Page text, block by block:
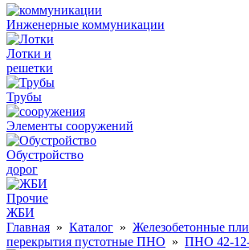
Инженерные коммуникации
Лотки и
решетки
Трубы
Элементы сооружений
Обустройство
дорог
Прочие
ЖБИ
Главная » Каталог » Железобетонные
перекрытия пустотные ПНО » ПНО 42-